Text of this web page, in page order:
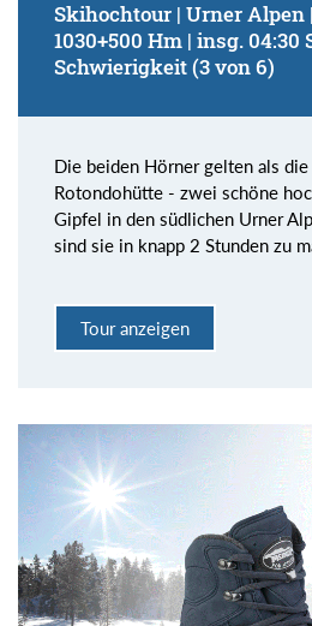
Skihochtour | Urner Alpen
1030+500 Hm | insg. 04:30
Schwierigkeit (3 von 6)
Die beiden Hörner gelten als
Rotondohütte - zwei schöne
Gipfel in den südlichen Urner
sind sie in knapp 2 Stunden zu
Tour anzeigen